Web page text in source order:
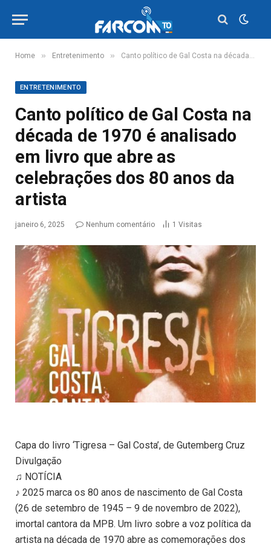
Home » Entretenimento » Canto político de Gal Costa na década de 1970 é analisado em livro que abre as celebrações dos 80 anos da artista
ENTRETENIMENTO
Canto político de Gal Costa na
década de 1970 é analisado
em livro que abre as
celebrações dos 80 anos da
artista
janeiro 6, 2025 Nenhum comentário 1 Visitas
Capa do livro ‘Tigresa – Gal Costa’, de Gutemberg Cruz
Divulgação
♫ NOTÍCIA
♪ 2025 marca os 80 anos de nascimento de Gal Costa
(26 de setembro de 1945 – 9 de novembro de 2022),
imortal cantora da MPB. Um livro sobre a voz política da
artista na década de 1970 abre as comemorações dos